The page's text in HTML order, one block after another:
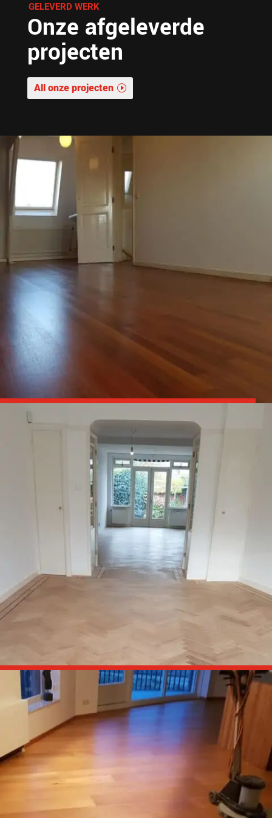
GELEVERD WERK
Onze afgeleverde
projecten
All onze projecten

Parket schuren en olien
Slaapkamers en hal schuren en behandelen met olie.

Vsigraat schuren en lakken
Woonkamer met visgraat vloer schuren en behandelen